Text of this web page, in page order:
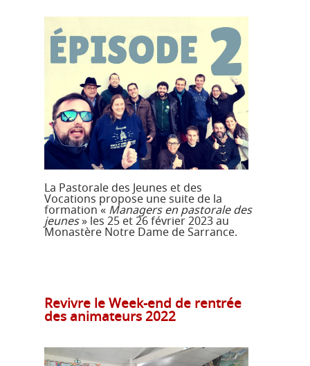
La Pastorale des Jeunes et des
Vocations propose une suite de la
formation « Managers en pastorale des
jeunes» les 25 et 26 février 2023 au
Monastère Notre Dame de Sarrance.
Revivre le Week-end de rentrée
des animateurs 2022